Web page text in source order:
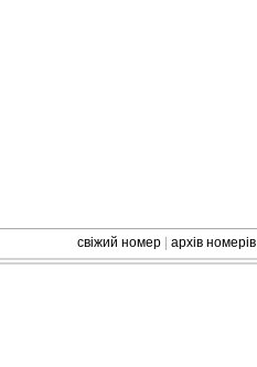
свіжий номер архів номерів